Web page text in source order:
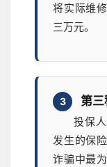
将实际维
三万元。
3 第三
投保
发生的保
诈骗中最